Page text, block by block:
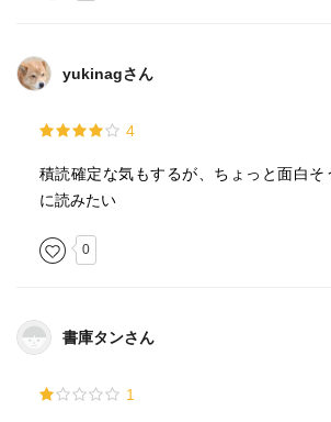
yukinagさん
4
積読確定な気もするが、ちょっと面白そ
に読みたい
0
書庫タンさん
1